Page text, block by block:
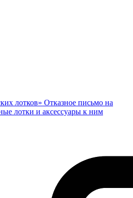
лотков» Отказное письмо на
лотки и аксессуары к ним